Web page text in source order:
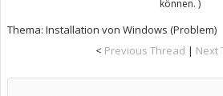
können. )
Thema: Installation von Windows (Problem)
< Previous Thread | Next